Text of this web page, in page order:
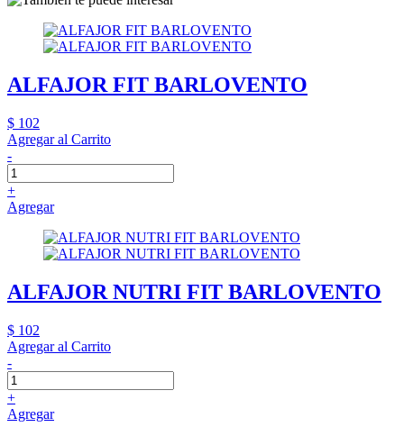
ALFAJOR FIT BARLOVENTO
$ 102
Agregar al Carrito
-
+
Agregar
ALFAJOR NUTRI FIT BARLOVENTO
$ 102
Agregar al Carrito
-
+
Agregar